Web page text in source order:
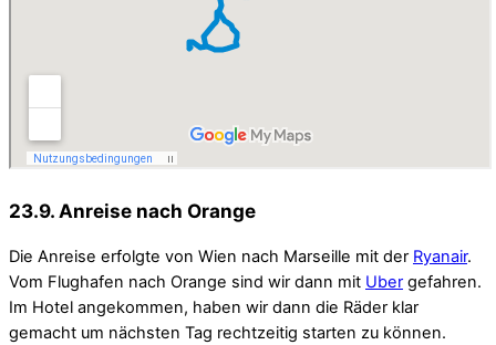
23.9. Anreise nach Orange
Die Anreise erfolgte von Wien nach Marseille mit der Ryanair.
Vom Flughafen nach Orange sind wir dann mit Uber gefahren.
Im Hotel angekommen, haben wir dann die Räder klar
gemacht um nächsten Tag rechtzeitig starten zu können.